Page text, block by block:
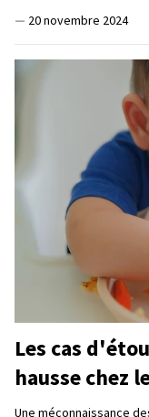
— 20 novembre 2024
Les cas
hausse chez
Une méconnaissance